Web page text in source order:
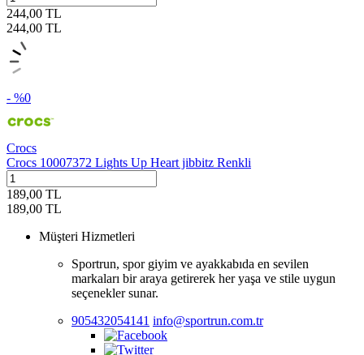
244,00 TL
244,00 TL
- %0
Crocs
Crocs 10007372 Lights Up Heart jibbitz Renkli
189,00 TL
189,00 TL
Müşteri Hizmetleri
Sportrun, spor giyim ve ayakkabıda en sevilen
markaları bir araya getirerek her yaşa ve stile uygun
seçenekler sunar.
905432054141 info@sportrun.com.tr